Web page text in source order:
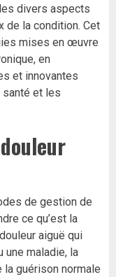
divers aspects
de la condition. Cet
mises en œuvre
en
et innovantes
et les
de gestion de
ce qu’est la
aiguë qui
une maladie, la
guérison normale